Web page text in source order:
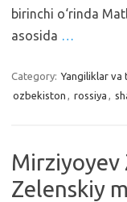
birinchi o‘rinda
asosida …
Category: Yangiliklar va
ozbekiston , rossiya ,
Mirziyoyev
Zelenskiy